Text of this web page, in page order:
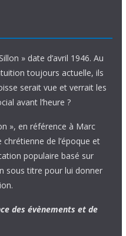
» date d’avril 1946. Au
toujours actuelle, ils
serait vue et verrait les
avant l’heure ?
», en référence à Marc
de l’époque et
populaire basé sur
sous titre pour lui donner
des évènements et de